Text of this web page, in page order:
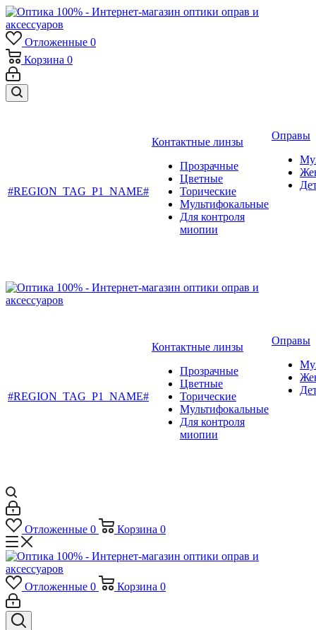
Отложенные 0
Корзина 0
#REGION_TAG_P1_NAME#
Контактные линзы
Прозрачные
Цветные
Торические
Мультифокальные
Для контроля
миопии
Оправы
#REGION_TAG_P1_NAME#
Контактные линзы
Прозрачные
Цветные
Торические
Мультифокальные
Для контроля
миопии
Оправы
Отложенные 0 Корзина 0
Отложенные 0 Корзина 0